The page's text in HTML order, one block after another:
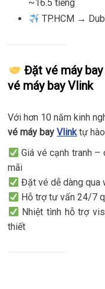
~16.5 tiếng
TP.HCM →
Đặt vé máy
vé máy bay Vlink
Với hơn 10 năm kinh
vé máy bayVlinktự hào
Giá vé cạnh tranh
mãi
Đặt vé dễ dàng qua
Hỗ trợ tư vấn 24/7
Nhiệt tình hỗ trợ
thiết